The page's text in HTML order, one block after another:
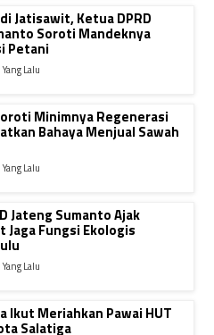
Jatisawit, Ketua DPRD
Soroti Mandeknya
Petani
Lalu
Minimnya Regenerasi
Bahaya Menjual Sawah
Lalu
Jateng Sumanto Ajak
Jaga Fungsi Ekologis
Lalu
Ikut Meriahkan Pawai HUT
Salatiga